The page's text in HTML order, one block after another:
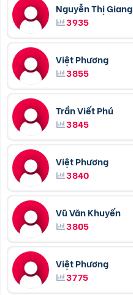
Nguyễn Thị Giang
3935
Việt Phương
3855
Trần Viết Phú
3845
Việt Phương
3840
Vũ Văn Khuyến
3805
Việt Phương
3775